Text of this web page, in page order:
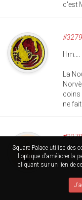
Square Palace utilise des
l'optique d'améliorer la
cliquant sur un lien de
c'est
Hm....
La
coins
ne
22h27